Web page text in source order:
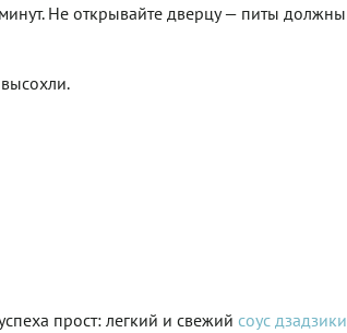
Не открывайте дверцу — питы должны
прост: легкий и свежий соус дзадзики